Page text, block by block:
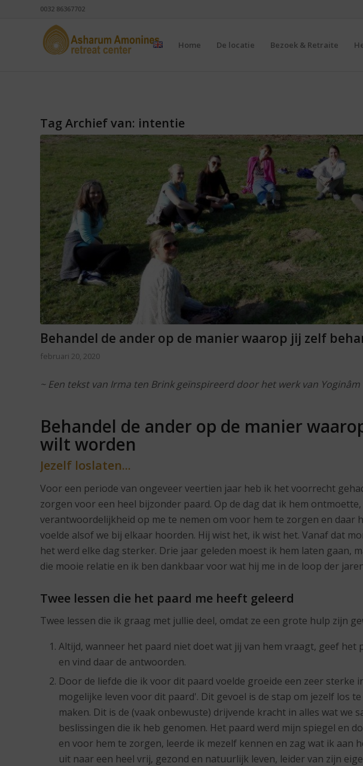
0032 86367702
Home De locatie Bezoek & Retraite
Tag Archief van: intentie
Behandel de ander op de manier waarop jij zelf
februari 20, 2020
~ Een tekst van Irma ten Brink geïnspireerd door het werk van Yoginâm
Behandel de ander op de manier
wilt worden
Jezelf loslaten...
Voor een periode van ongeveer veertien jaar heb ik het voorrecht
zorgen voor een heel bijzonder paard. Op de dag dat ik hem
verantwoordelijkheid op me te nemen om voor hem te zorgen en daar
voelde alsof we bij elkaar hoorden. Hij wist het, ik wist het. Vanaf dat
het werd elke dag sterker. Drie jaar geleden moest ik hem laten gaan,
die mooie relatie en ik ben dankbaar voor wat hij me in de loop der
Twee lessen die het paard me heeft geleerd
Twee lessen die ik graag met jullie deel, omdat ze een grote hulp zijn
Altijd, wanneer het paard niet doet wat jij van hem vraagt, geef het
en vind daar de antwoorden.
Door de liefde die ik voor dit paard voelde groeide een zeer sterke
mogelijke leven voor dit paard'. Dit gevoel is de stap om jezelf los
maken. Dit is de (vaak onbewuste) drijvende kracht in alles wat we
beslissingen die ik heb genomen. Het paard werd mijn spiegel en
en voor hem te zorgen, leerde ik mezelf kennen en zag wat ik aan
uit naar een heel vrij, gezond en natuurlijk leven, leider van zijn